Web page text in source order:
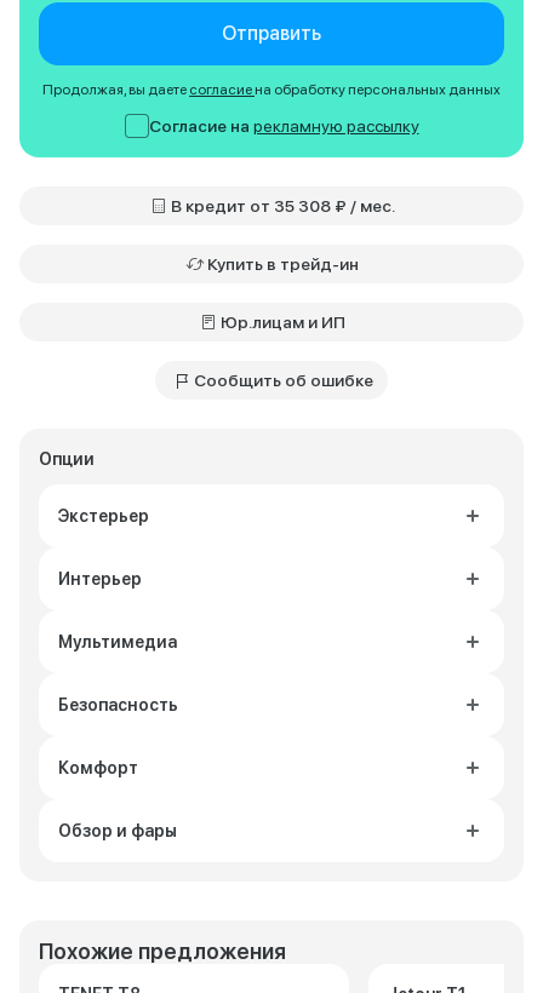
Опции
Экстерьер
Интерьер
Мультимедиа
Безопасность
Комфорт
Обзор и фары
Отправить
Продолжая, вы даете согласие на обработку персональных данных
Согласие на рекламную рассылку
В кредит от 35 308 ₽ / мес.
Купить в трейд-ин
Юр.лицам и ИП
Сообщить об ошибке
Похожие предложения